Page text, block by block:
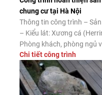
chung cư tại Hà Nội
Thông tin công trình –
– Kiểu lát: Xương cá
Phòng khách, phòng ngủ
thi công: Sàn Đẹp Ưu
Teka A05 Ngoài vẻ đẹp
Chi tiết công trình